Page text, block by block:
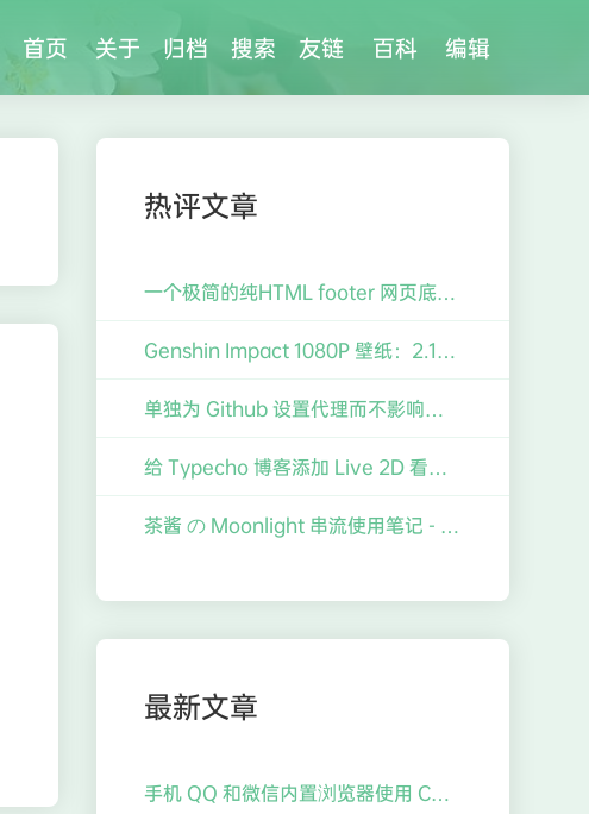
首页 关于 归档 搜索 友链 百科 编辑
热评文章
一个极简的纯HTML footer 网页底栏
Genshin Impact 1080P 壁纸：2.1版「韶光抚月」「逐月节」刻晴、香菱壁纸【2014x1132】【16:9】
单独为 Github 设置代理而不影响其他 Git 仓库（如 Gitee）的操作
给 Typecho 博客添加 Live 2D 看板娘的笔记
茶酱 の Moonlight 串流使用笔记 - 做拓展屏、云游戏、云主机等
最新文章
手机 QQ 和微信内置浏览器使用 Chrome 进行调试